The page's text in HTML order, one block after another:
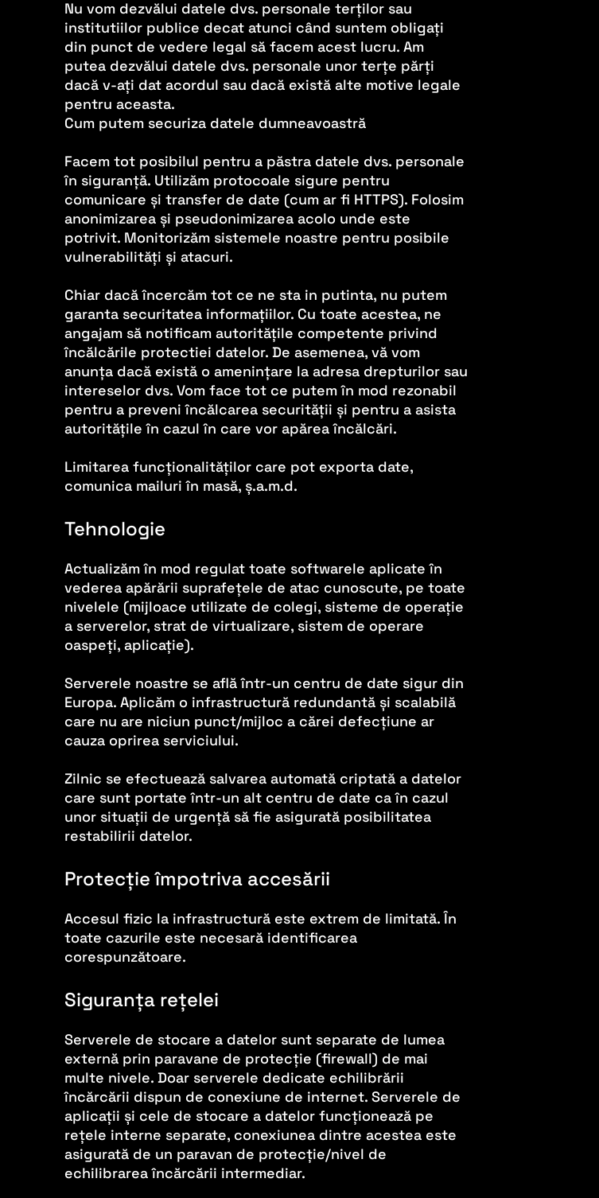
Nu vom dezvălui datele dvs. personale terților sau
institutiilor publice decat atunci când suntem obligați
din punct de vedere legal să facem acest lucru. Am
putea dezvălui datele dvs. personale unor terțe părți
dacă v-ați dat acordul sau dacă există alte motive legale
pentru aceasta.
Cum putem securiza datele dumneavoastră
Facem tot posibilul pentru a păstra datele dvs. personale
în siguranță. Utilizăm protocoale sigure pentru
comunicare și transfer de date (cum ar fi HTTPS). Folosim
anonimizarea și pseudonimizarea acolo unde este
potrivit. Monitorizăm sistemele noastre pentru posibile
vulnerabilități și atacuri.
Chiar dacă încercăm tot ce ne sta in putinta, nu putem
garanta securitatea informațiilor. Cu toate acestea, ne
angajam să notificam autoritățile competente privind
încălcările protectiei datelor. De asemenea, vă vom
anunța dacă există o amenințare la adresa drepturilor sau
intereselor dvs. Vom face tot ce putem în mod rezonabil
pentru a preveni încălcarea securității și pentru a asista
autoritățile în cazul în care vor apărea încălcări.
Limitarea funcționalităților care pot exporta date,
comunica mailuri în masă, ș.a.m.d.
Tehnologie
Actualizăm în mod regulat toate softwarele aplicate în
vederea apărării suprafețele de atac cunoscute, pe toate
nivelele (mijloace utilizate de colegi, sisteme de operație
a serverelor, strat de virtualizare, sistem de operare
oaspeți, aplicație).
Serverele noastre se află într-un centru de date sigur din
Europa. Aplicăm o infrastructură redundantă și scalabilă
care nu are niciun punct/mijloc a cărei defecțiune ar
cauza oprirea serviciului.
Zilnic se efectuează salvarea automată criptată a datelor
care sunt portate într-un alt centru de date ca în cazul
unor situații de urgență să fie asigurată posibilitatea
restabilirii datelor.
Protecție împotriva accesării
Accesul fizic la infrastructură este extrem de limitată. În
toate cazurile este necesară identificarea
corespunzătoare.
Siguranța rețelei
Serverele de stocare a datelor sunt separate de lumea
externă prin paravane de protecție (firewall) de mai
multe nivele. Doar serverele dedicate echilibrării
încărcării dispun de conexiune de internet. Serverele de
aplicații și cele de stocare a datelor funcționează pe
rețele interne separate, conexiunea dintre acestea este
asigurată de un paravan de protecție/nivel de
echilibrarea încărcării intermediar.